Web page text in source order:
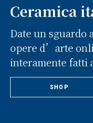
Ceramica
Date un sguardo
opere d’arte
interamente fatti
SHOP